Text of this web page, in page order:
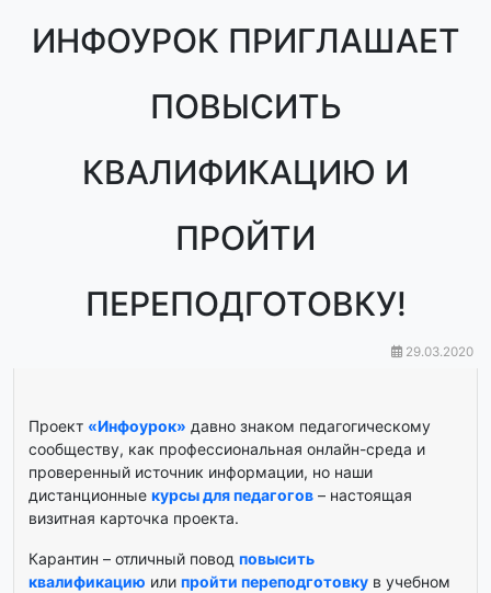
ИНФОУРОК ПРИГЛАШАЕТ
ПОВЫСИТЬ
КВАЛИФИКАЦИЮ И
ПРОЙТИ
ПЕРЕПОДГОТОВКУ!
29.03.2020
Проект «Инфоурок» давно знаком педагогическому
сообществу, как профессиональная онлайн-среда и
проверенный источник информации, но наши
дистанционные курсы для педагогов – настоящая
визитная карточка проекта.
Карантин – отличный повод повысить
квалификацию или пройти переподготовку в учебном